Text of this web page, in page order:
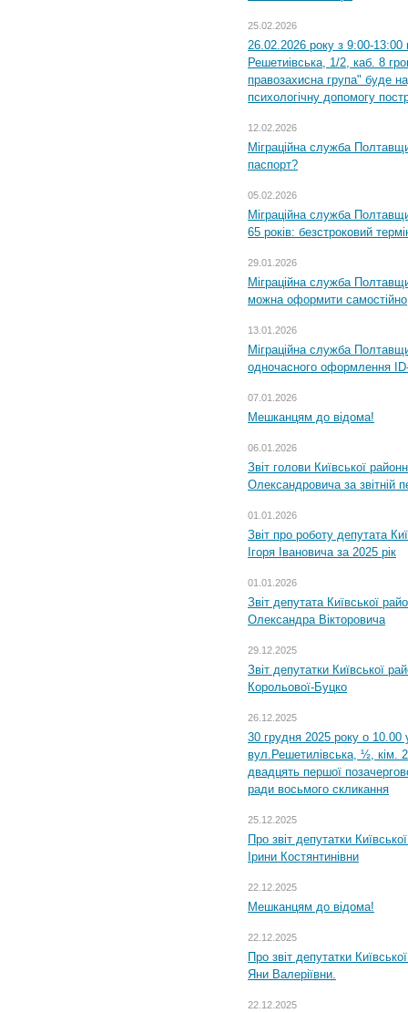
25.02.2026
26.02.2026 року з 9:00-
Решетиівська, 1/2, каб. 8
правозахисна група" буде
психологічну допомогу
12.02.2026
Міграційна служба
паспорт?
05.02.2026
Міграційна служба
65 років: безстроковий
29.01.2026
Міграційна служба
можна оформити самостійно
13.01.2026
Міграційна служба
одночасного оформлення
07.01.2026
Мешканцям до відома!
06.01.2026
Звіт голови Київської
Олександровича за звітній
01.01.2026
Звіт про роботу депутата
Ігоря Івановича за 2025 рік
01.01.2026
Звіт депутата Київської
Олександра Вікторовича
29.12.2025
Звіт депутатки Київської
Корольової-Буцко
26.12.2025
30 грудня 2025 року о 10.00
вул.Решетилівська, ½, кім.
двадцять першої
ради восьмого скликання
25.12.2025
Про звіт депутатки
Ірини Костянтинівни
22.12.2025
Мешканцям до відома!
22.12.2025
Про звіт депутатки
Яни Валеріївни.
22.12.2025